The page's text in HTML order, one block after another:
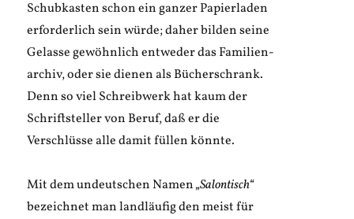
Schubkasten schon ein ganzer Papierladen
erforderlich sein würde; daher bilden seine
Gelasse gewöhnlich entweder das Familien-
archiv, oder sie dienen als Bücherschrank.
Denn so viel Schreibwerk hat kaum der
Schriftsteller von Beruf, daß er die
Verschlüsse alle damit füllen könnte.
Mit dem undeutschen Namen„Salontisch“
bezeichnet man landläufig den meist für